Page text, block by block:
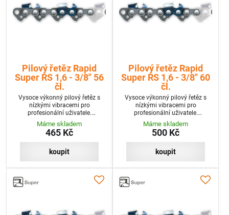
Pilový řetěz Rapid
Super RS 1,6 - 3/8" 56
čl.
Vysoce výkonný pilový řetěz s
nízkými vibracemi pro
profesionální uživatele.
Mimořádně vysoká účinnost při
zápichu a vysoký řezný výkon při
nízkém sklonu k vibracím.
Máme skladem
465 Kč
koupit
Pilový řetěz Rapid
Super RS 1,6 - 3/8" 60
čl.
Vysoce výkonný pilový řetěz s
nízkými vibracemi pro
profesionální uživatele.
Mimořádně vysoká účinnost při
zápichu a vysoký řezný výkon při
nízkém sklonu k vibracím.
Máme skladem
500 Kč
koupit